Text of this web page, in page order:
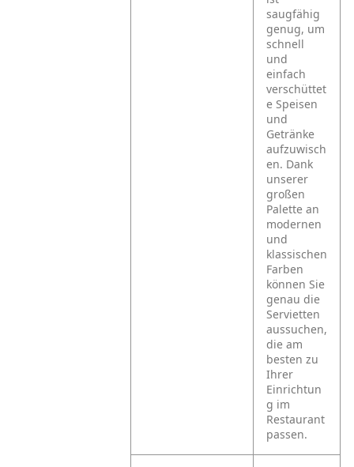
saugfähig
genug, um
schnell
und
einfach
verschüttet
e Speisen
und
Getränke
aufzuwisch
en. Dank
unserer
großen
Palette an
modernen
und
klassischen
Farben
können Sie
genau die
Servietten
aussuchen,
die am
besten zu
Ihrer
Einrichtun
g im
Restaurant
passen.